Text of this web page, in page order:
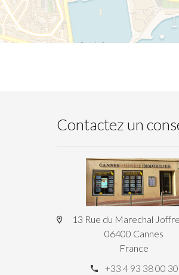
Contactez un
13 Rue du Marechal
06400 Cannes
France
+33 4 93 38 00 30